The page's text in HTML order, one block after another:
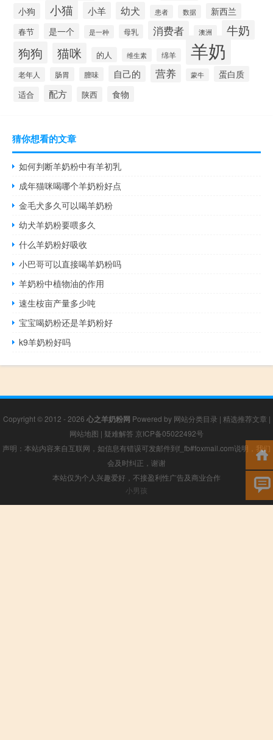
小狗 小猫 小羊 幼犬 患者 数据 新西兰
春节 是一个 是一种 母乳 消费者 澳洲 牛奶
狗狗 猫咪 的人 维生素 绵羊 羊奶
老年人 肠胃 膻味 自己的 营养 蒙牛 蛋白质
适合 配方 陕西 食物
猜你想看的文章
如何判断羊奶粉中有羊初乳
成年猫咪喝哪个羊奶粉好点
金毛犬多久可以喝羊奶粉
幼犬羊奶粉要喂多久
什么羊奶粉好吸收
小巴哥可以直接喝羊奶粉吗
羊奶粉中植物油的作用
速生桉亩产量多少吨
宝宝喝奶粉还是羊奶粉好
k9羊奶粉好吗
Copyright © 2012 - 2026 心之羊奶粉网 Powered by 网站分类目录 | 精选推荐文章 |
网站地图 | 疑难解答 京ICP备05022492号
声明：本站内容来自互联网，如信息有错误可发邮件到f_fb#foxmail.com说明，我们
会及时纠正，谢谢
本站仅为个人兴趣爱好，不接盈利性广告及商业合作
小男孩